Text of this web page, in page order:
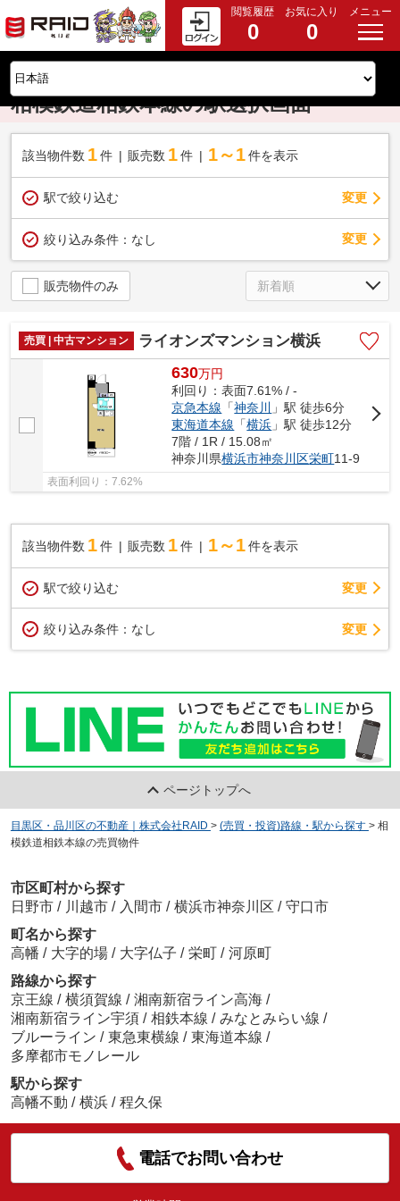
閲覧履歴
0
お気に入り
0
メニュー
相模鉄道相鉄本線の駅選択画面
該当物件数 1件 販売数 1 件 1～1 件を表示
駅で絞り込む 変更
絞り込み条件： なし 変更
販売物件のみ
売買 | 中古マンション ライオンズマンション横浜
630万円
利回り：表面7.61% / -
京急本線 「神奈川
」駅 徒歩6分
東海道本線 「横浜 」駅 徒歩12分
7階 / 1R / 15.08㎡
神奈川県横浜市神奈川区栄町11-9
表面利回り：7.62%
該当物件数 1件 販売数 1 件 1～1 件を表示
駅で絞り込む 変更
絞り込み条件： なし 変更
ページトップへ
目黒区・品川区の不動産｜株式会社RAID > (売買・投資)路線・駅から探す > 相
模鉄道相鉄本線の売買物件
市区町村から探す
日野市 / 川越市 / 入間市 / 横浜市神奈川区 / 守口市
町名から探す
高幡 / 大字的場 / 大字仏子 / 栄町 / 河原町
路線から探す
京王線 / 横須賀線 / 湘南新宿ライン高海 /
湘南新宿ライン宇須 / 相鉄本線 / みなとみらい線 /
ブルーライン / 東急東横線 / 東海道本線 /
多摩都市モノレール
駅から探す
高幡不動 / 横浜 / 程久保
電話でお問い合わせ